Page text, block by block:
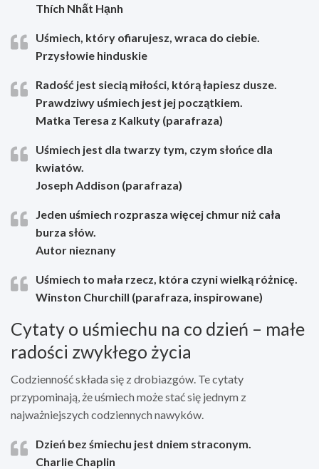
Thích Nhất Hạnh
Uśmiech, który ofiarujesz, wraca do ciebie.
Przysłowie hinduskie
Radość jest siecią miłości, którą łapiesz dusze.
Prawdziwy uśmiech jest jej początkiem.
Matka Teresa z Kalkuty (parafraza)
Uśmiech jest dla twarzy tym, czym słońce dla
kwiatów.
Joseph Addison (parafraza)
Jeden uśmiech rozprasza więcej chmur niż cała
burza słów.
Autor nieznany
Uśmiech to mała rzecz, która czyni wielką różnicę.
Winston Churchill (parafraza, inspirowane)
Cytaty o uśmiechu na co dzień – małe
radości zwykłego życia
Codzienność składa się z drobiazgów. Te cytaty
przypominają, że uśmiech może stać się jednym z
najważniejszych codziennych nawyków.
Dzień bez śmiechu jest dniem straconym.
Charlie Chaplin